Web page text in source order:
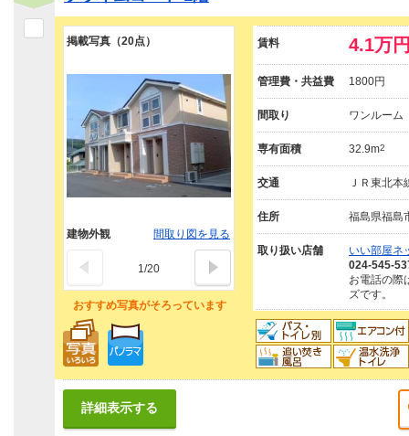
掲載写真（20点）
おすすめ写真がそろっています
建物外観 間取り図を見る
1/20
賃料 4.1万
管理費・共益費 1800円
間取り ワンルーム
専有面積 32.9m2
交通 ＪＲ東北
住所 福島県福島
取り扱い店舗
いい部屋ネ
024-545-
お電話の際
ズです。
詳細表示する